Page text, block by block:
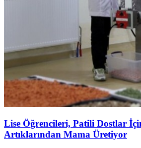
Lise Öğrencileri, Patili Dostlar
Artıklarından Mama Üretiyor